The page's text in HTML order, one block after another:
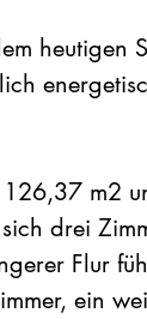
heutigen
126,37 m2
drei
Flur
ein